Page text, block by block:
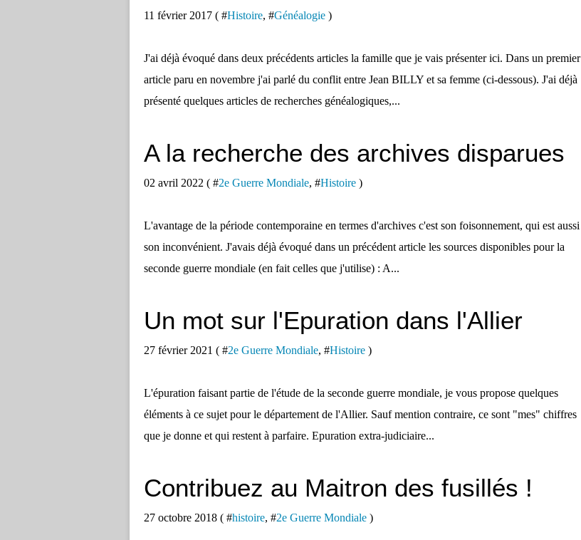
11 février 2017 ( #Histoire, #Généalogie )
J'ai déjà évoqué dans deux précédents articles la famille que je vais présenter ici. Dans un premier
article paru en novembre j'ai parlé du conflit entre Jean BILLY et sa femme (ci-dessous). J'ai déjà
présenté quelques articles de recherches généalogiques,...
A la recherche des archives disparues
02 avril 2022 ( #2e Guerre Mondiale, #Histoire )
L'avantage de la période contemporaine en termes d'archives c'est son foisonnement, qui est aussi
son inconvénient. J'avais déjà évoqué dans un précédent article les sources disponibles pour la
seconde guerre mondiale (en fait celles que j'utilise) : A...
Un mot sur l'Epuration dans l'Allier
27 février 2021 ( #2e Guerre Mondiale, #Histoire )
L'épuration faisant partie de l'étude de la seconde guerre mondiale, je vous propose quelques
éléments à ce sujet pour le département de l'Allier. Sauf mention contraire, ce sont "mes" chiffres
que je donne et qui restent à parfaire. Epuration extra-judiciaire...
Contribuez au Maitron des fusillés !
27 octobre 2018 ( #histoire, #2e Guerre Mondiale )